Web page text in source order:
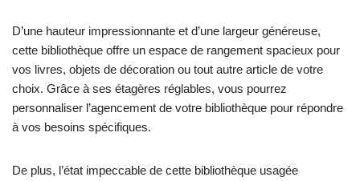
D’une hauteur impressionnante et d’une largeur généreuse,
cette bibliothèque offre un espace de rangement spacieux pour
vos livres, objets de décoration ou tout autre article de votre
choix. Grâce à ses étagères réglables, vous pourrez
personnaliser l’agencement de votre bibliothèque pour répondre
à vos besoins spécifiques.
De plus, l’état impeccable de cette bibliothèque usagée